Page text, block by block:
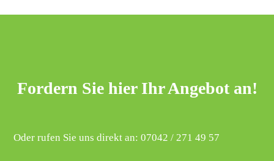
Fordern Sie hier Ihr Angebot an!
Oder rufen Sie uns direkt an: 07042 / 271 49 57